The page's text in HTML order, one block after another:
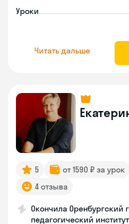
Уроки
Читать дальше
5 от 1590 ₽ за урок
4 отзыва
Окончила Оренбургский
педагогический